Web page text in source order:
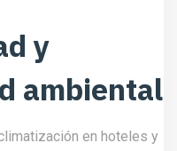
y
ambiental
en hoteles y